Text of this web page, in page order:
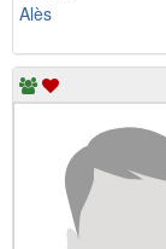
Alès